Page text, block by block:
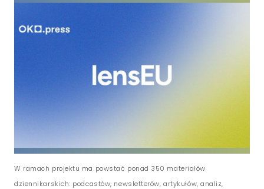
W ramach projektu ma powstać ponad 350 materiałów
dziennikarskich: podcastów, newsletterów, artykułów, analiz,